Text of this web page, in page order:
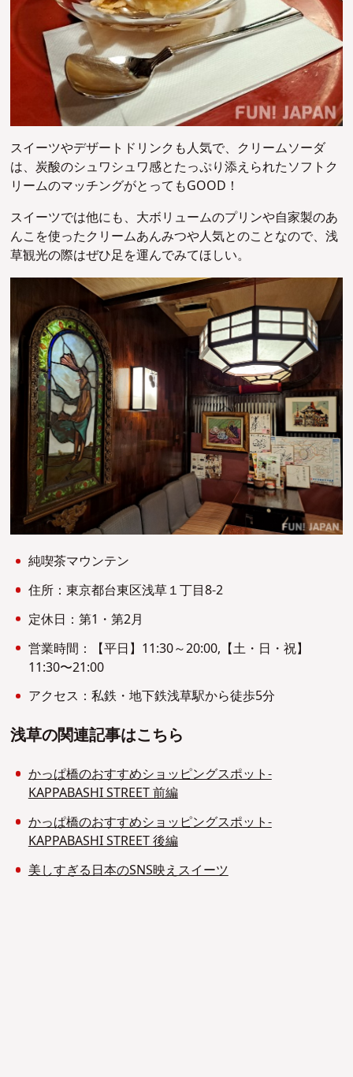
スイーツやデザートドリンクも人気で、クリームソーダ
は、炭酸のシュワシュワ感とたっぷり添えられたソフト ク
リームのマッチングがとってもGOOD！
スイーツでは他にも、大ボリュームのプリンや自家製のあ
んこを使ったクリームあんみつや人気とのことなので、浅
草観光の際はぜひ足を運んでみてほしい。
純喫茶マウンテン
住所：東京都台東区浅草１丁目8-2
定休日：第1・第2月
営業時間：【平日】11:30～20:00,【土・日・祝】
11:30〜21:00
アクセス：私鉄・地下鉄浅草駅から徒歩5分
浅草の関連記事はこちら
かっぱ橋のおすすめショッピングスポット-
KAPPABASHI STREET 前編
かっぱ橋のおすすめショッピングスポット-
KAPPABASHI STREET 後編
美しすぎる日本のSNS映えスイーツ